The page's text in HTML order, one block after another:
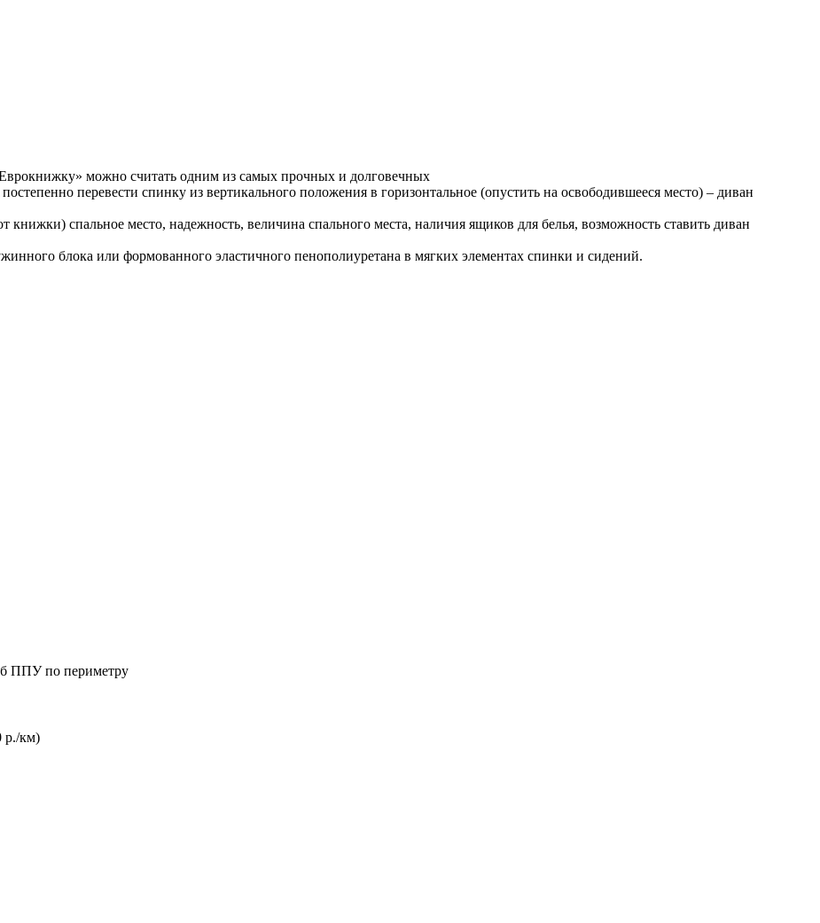
можно считать одним из самых прочных и долговечных
перевести спинку из вертикального положения в горизонтальное (опустить на освободившееся место) – диван
спальное место, надежность, величина спального места, наличия ящиков для белья, возможность ставить диван
блока или формованного эластичного пенополиуретана в мягких элементах спинки и сидений.
ППУ по периметру
км)